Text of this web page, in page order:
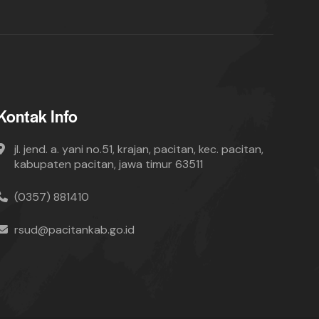
Info
jl. jend. a. yani no.51, krajan, pacitan, kec. pacitan,
kabupaten pacitan, jawa timur 63511
(0357) 881410
rsud@pacitankab.go.id